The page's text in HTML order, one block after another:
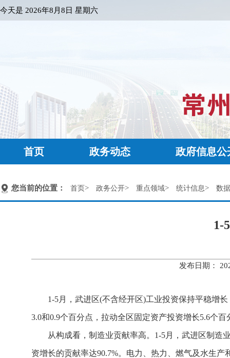
今天是 2026年8月8日 星期六
首页 政务动态 政府信息公
您当前的位置： 首页> 政务公开> 重点领域> 统计信息> 数
1-
发布日期：
1-5月，武进区(不含经开区)工业投资保持平稳增
3.0和0.9个百分点，拉动全区固定资产投资增长5.6个百
从构成看，制造业贡献率高。1-5月，武进区制造
资增长的贡献率达90.7%。电力、热力、燃气及水生